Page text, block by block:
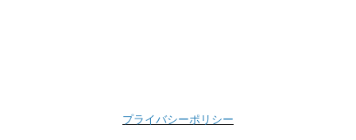
プライバシーポリシー